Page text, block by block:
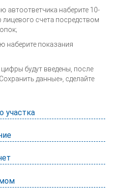
автоответчика наберите 10-
счета посредством
наберите показания
цифры будут введены, после
данные», сделайте
участка